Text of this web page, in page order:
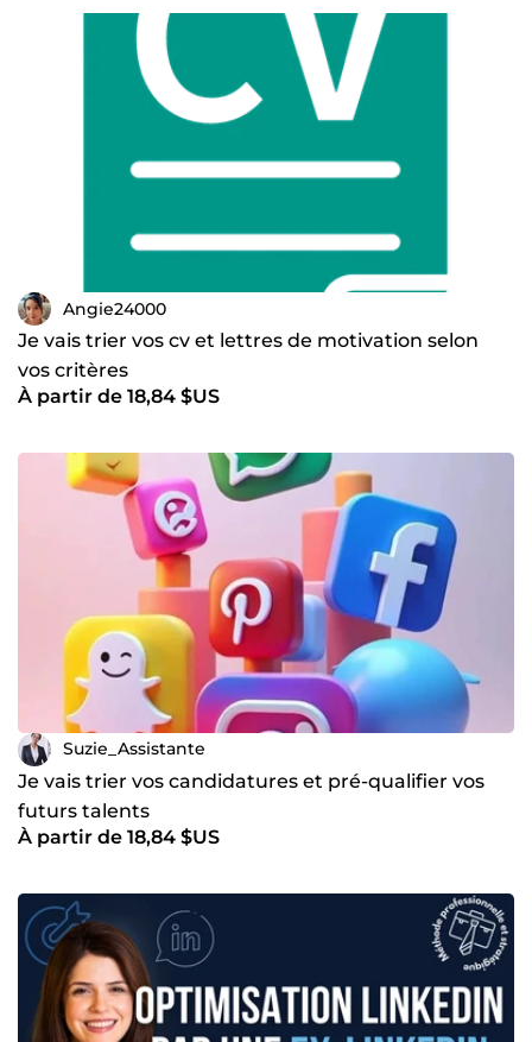
Angie24000
Je vais trier vos cv et lettres de motivation selon
vos critères
À partir de 18,84 $US
Suzie_Assistante
Je vais trier vos candidatures et pré-qualifier vos
futurs talents
À partir de 18,84 $US